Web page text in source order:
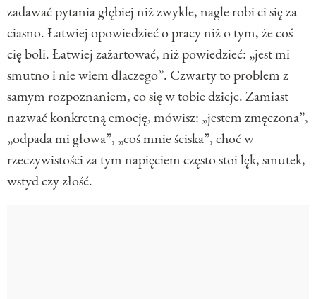
zadawać pytania głębiej niż zwykle, nagle robi ci się za
ciasno. Łatwiej opowiedzieć o pracy niż o tym, że coś
cię boli. Łatwiej zażartować, niż powiedzieć: „jest mi
smutno i nie wiem dlaczego”. Czwarty to problem z
samym rozpoznaniem, co się w tobie dzieje. Zamiast
nazwać konkretną emocję, mówisz: „jestem zmęczona”,
„odpada mi głowa”, „coś mnie ściska”, choć w
rzeczywistości za tym napięciem często stoi lęk, smutek,
wstyd czy złość.